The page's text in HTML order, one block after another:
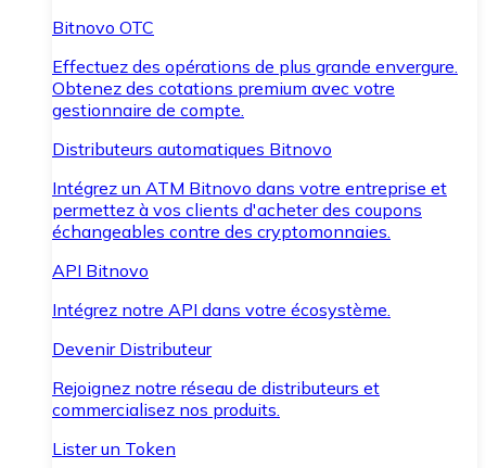
Bitnovo OTC
Effectuez des opérations de plus grande envergure.
Obtenez des cotations premium avec votre
gestionnaire de compte.
Distributeurs automatiques Bitnovo
Intégrez un ATM Bitnovo dans votre entreprise et
permettez à vos clients d'acheter des coupons
échangeables contre des cryptomonnaies.
API Bitnovo
Intégrez notre API dans votre écosystème.
Devenir Distributeur
Rejoignez notre réseau de distributeurs et
commercialisez nos produits.
Lister un Token